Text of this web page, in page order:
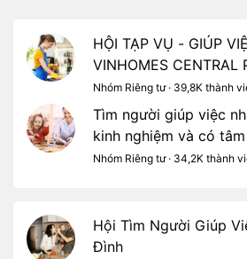
HỘI TẠP VỤ - GIÚP
VINHOMES CENTRAL
Nhóm Riêng tư · 39,8K thành
Tìm người giúp việc
kinh nghiệm và có tâm
Nhóm Riêng tư · 34,2K thành
Hội Tìm Người Giúp
Đình